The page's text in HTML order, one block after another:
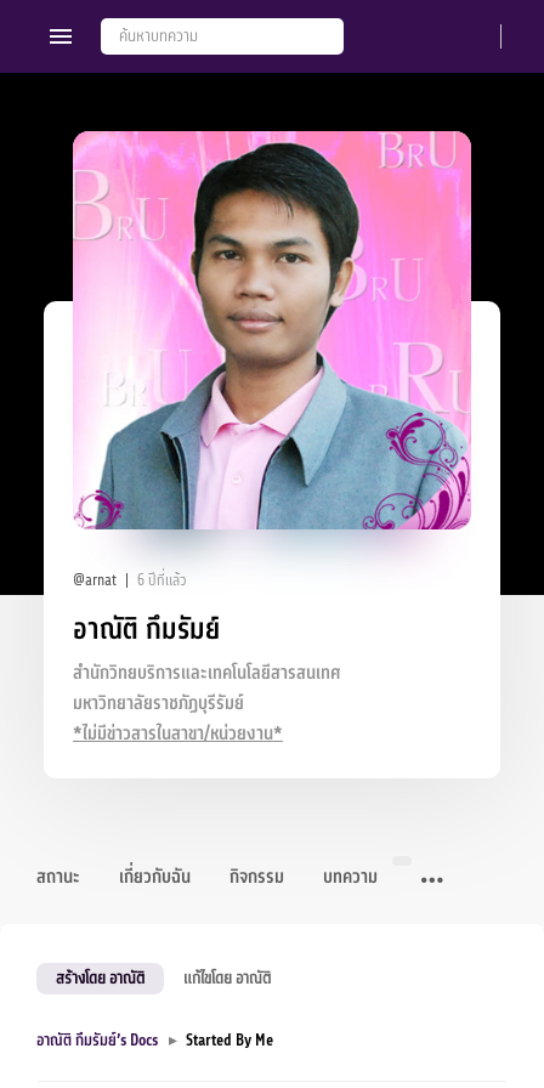
@arnat 6 ปีที่แล้ว
อาณัติ กึมรัมย์
สำนักวิทยบริการและเทคโนโลยีสารสนเทศ
มหาวิทยาลัยราชภัฏบุรีรัมย์
*ไม่มีข่าวสารในสาขา/หน่วยงาน*
สถานะ เกี่ยวกับฉัน กิจกรรม บทความ
สร้างโดย อาณัติ แก้ไขโดย อาณัติ
อาณัติ กึมรัมย์’s Docs ▸ Started By Me
Groups